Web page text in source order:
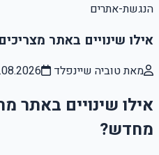
הנגשת-אתרים
אילו שינויים באתר
מאת טוביה שיינפלד
אילו שינויים באתר
מחדש?